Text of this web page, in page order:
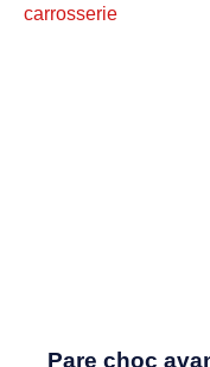
Pare choc